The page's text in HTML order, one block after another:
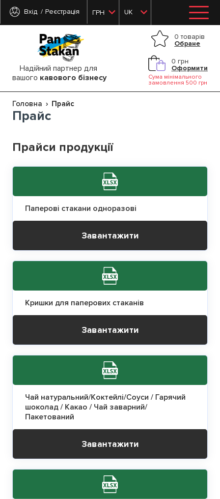
Вхід Реєстрація ГРН UK
Надійний партнер для
вашого кавового бізнесу
0 товарів
Обране
0 грн
Оформити
Сума мінімального
замовлення 500 грн
Головна Прайс
Прайс
Прайси продукції
Паперові стакани одноразові
Завантажити
Кришки для паперових стаканів
Завантажити
Чай натуральний/Коктейлі/Соуси / Гарячий
шоколад / Какао / Чай заварний/
Пакетований
Завантажити